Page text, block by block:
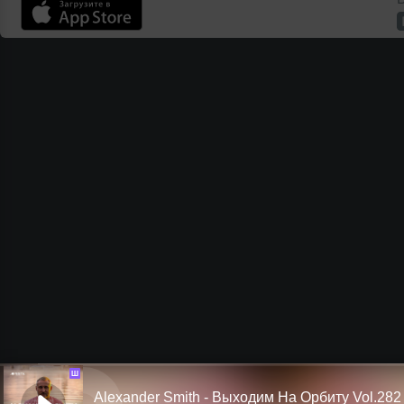
Ш
Alexander Smith - Выходим На Орбиту Vol.282